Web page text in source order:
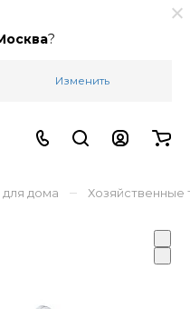
?
Изменить
дома – Хозяйственные